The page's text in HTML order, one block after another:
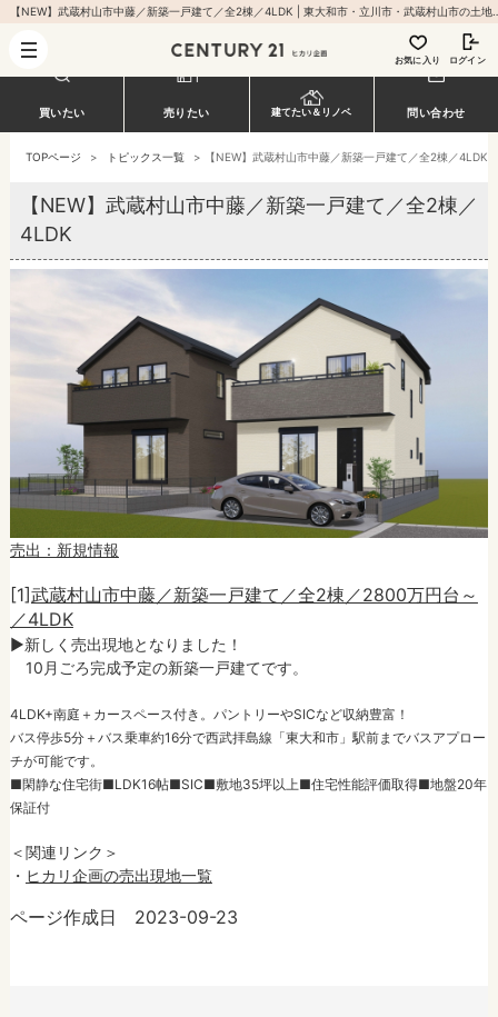
【NEW】武蔵村山市中藤／新築一戸建て／全2棟／4LDK | 東大和市
お気に入り ログイン
買いたい 売りたい 建てたい＆リノベ 問い合わせ
TOPページ > トピックス一覧 > 【NEW】武蔵村山市中藤／新築一戸建て／全2棟／4LDK
【NEW】武蔵村山市中藤／新築一戸建て／全2棟／
4LDK
売出：新規情報
[1]武蔵村山市中藤／新築一戸建て／全2棟／2800万円台～
／4LDK
►新しく売出現地となりました！
10月ごろ完成予定の新築一戸建てです。
4LDK+南庭＋カースペース付き。パントリーやSICなど収納豊富！
バス停歩5分＋バス乗車約16分で西武拝島線「東大和市」駅前までバスアプロー
チが可能です。
■閑静な住宅街■LDK16帖■SIC■敷地35坪以上■住宅性能評価取得■地盤20年
保証付
＜関連リンク＞
・ ヒカリ企画の売出現地一覧
ページ作成日 2023-09-23